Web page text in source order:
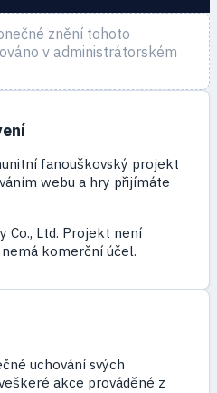
znění tohoto
v administrátorském
fanouškovský projekt
webu a hry přijímáte
Co., Ltd. Projekt není
komerční účel.
uchování svých
akce prováděné z